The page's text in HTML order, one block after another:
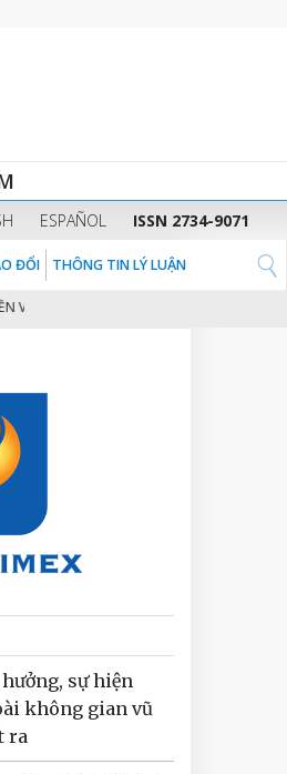
ESPAÑOL ISSN 2734-9071
ĐỔI THÔNG TIN LÝ LUẬN
Ở VIỆT NAM
sự hiện
không gian vũ
ra